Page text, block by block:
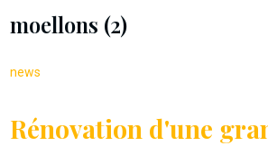
moellons (2)
news
Rénovation d'une